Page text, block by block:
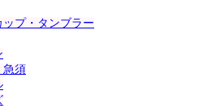
プ・タンブラー
急須